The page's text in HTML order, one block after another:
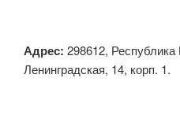
Адрес: 298612,
Ленинградская, 14, корп. 1.